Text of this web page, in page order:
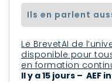
ils en parlent
Le BrevetAI de
disponible pour
en formation
Il y a 15 jours – AEF